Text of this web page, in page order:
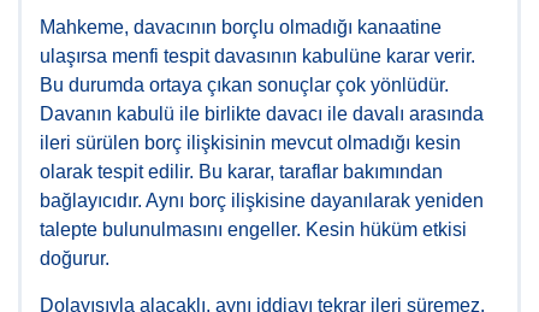
Mahkeme, davacının borçlu olmadığı kanaatine
ulaşırsa menfi tespit davasının kabulüne karar verir.
Bu durumda ortaya çıkan sonuçlar çok yönlüdür.
Davanın kabulü ile birlikte davacı ile davalı arasında
ileri sürülen borç ilişkisinin mevcut olmadığı kesin
olarak tespit edilir. Bu karar, taraflar bakımından
bağlayıcıdır. Aynı borç ilişkisine dayanılarak yeniden
talepte bulunulmasını engeller. Kesin hüküm etkisi
doğurur.
Dolayısıyla alacaklı, aynı iddiayı tekrar ileri süremez.